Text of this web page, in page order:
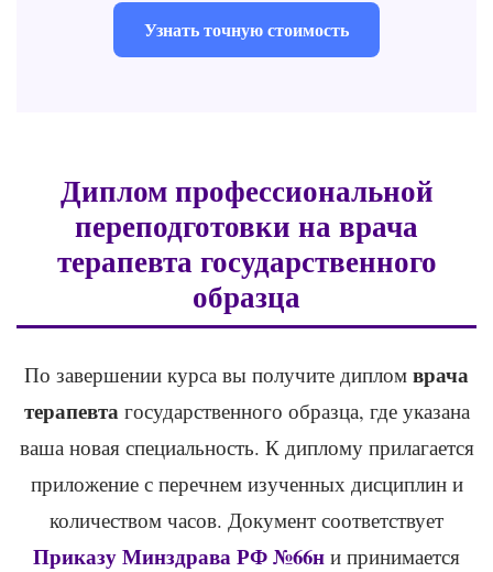
Узнать точную стоимость
Диплом профессиональной
переподготовки на врача
терапевта государственного
образца
По завершении курса вы получите диплом врача
терапевта государственного образца, где указана
ваша новая специальность. К диплому прилагается
приложение с перечнем изученных дисциплин и
количеством часов. Документ соответствует
Приказу Минздрава РФ №66н и принимается